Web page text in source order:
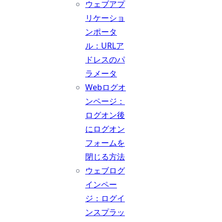
ウェブアプ
リケーショ
ンポータ
ル：URLア
ドレスのパ
ラメータ
Webログオ
ンページ：
ログオン後
にログオン
フォームを
閉じる方法
ウェブログ
インペー
ジ：ログイ
ンスプラッ